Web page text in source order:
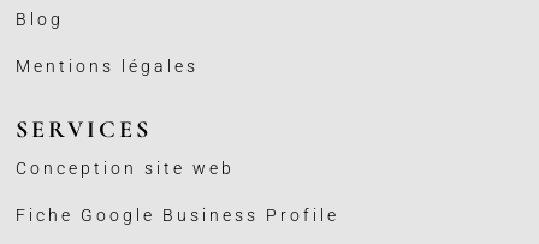
Blog
Mentions légales
SERVICES
Conception site web
Fiche Google Business Profile